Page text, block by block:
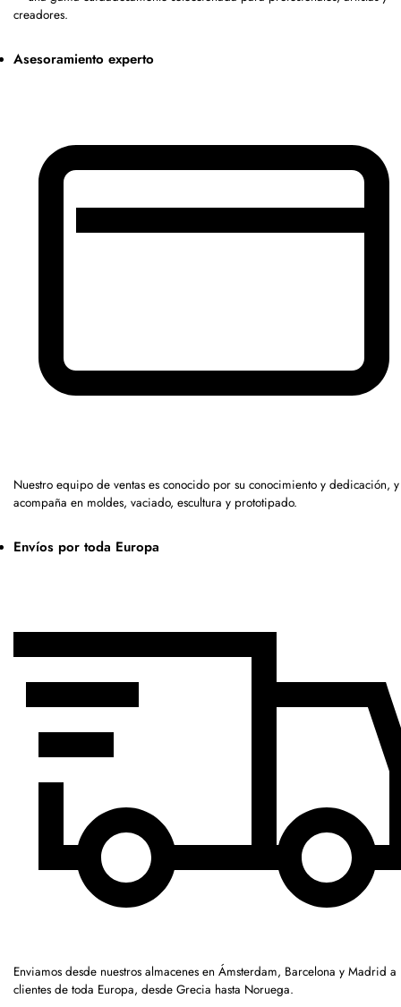
creadores.
Asesoramiento experto
Nuestro equipo de ventas es conocido por su conocimiento y dedicación,
acompaña en moldes, vaciado, escultura y prototipado.
Envíos por toda Europa
Enviamos desde nuestros almacenes en Ámsterdam, Barcelona y Madrid a
clientes de toda Europa, desde Grecia hasta Noruega.